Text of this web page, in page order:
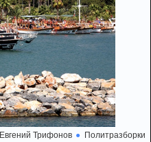
Евгений Трифонов Политразборки